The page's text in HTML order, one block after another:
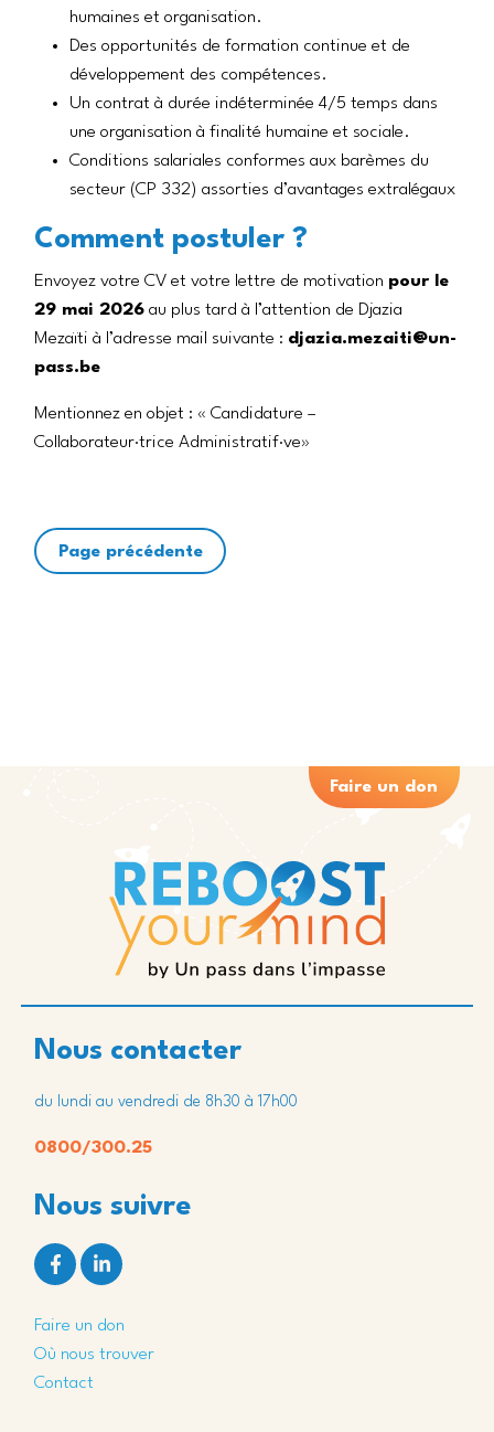
humaines et organisation.
Des opportunités de formation continue et de
développement des compétences.
Un contrat à durée indéterminée 4/5 temps dans
une organisation à finalité humaine et sociale.
Conditions salariales conformes aux barèmes du
secteur (CP 332) assorties d’avantages extralégaux
Comment postuler ?
Envoyez votre CV et votre lettre de motivation pour le
29 mai 2026 au plus tard à l’attention de Djazia
Mezaïti à l’adresse mail suivante : djazia.mezaiti@un-
pass.be
Mentionnez en objet : « Candidature –
Collaborateur·trice Administratif·ve»
Page précédente
Faire un don
Nous contacter
du lundi au vendredi de 8h30 à 17h00
0800/300.25
Nous suivre
Faire un don
Où nous trouver
Contact